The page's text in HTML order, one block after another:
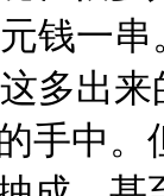
钱一
多出
手中